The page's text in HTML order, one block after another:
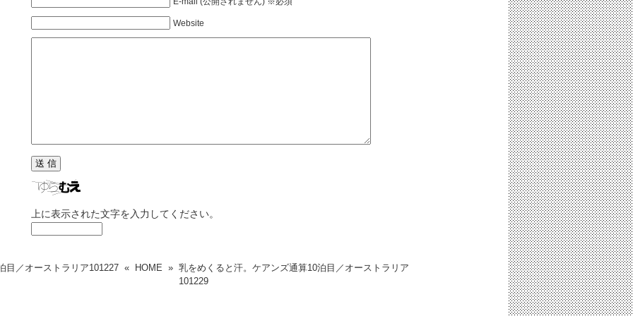
Website
上に表示された文字を入力してください。
目／オーストラリア101227« HOME » 乳をめくると汗。ケアンズ通算10泊目／オーストラリア
101229